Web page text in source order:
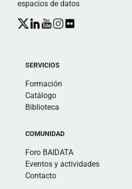
espacios de datos
SERVICIOS
Formación
Catálogo
Biblioteca
COMUNIDAD
Foro BAIDATA
Eventos y actividades
Contacto